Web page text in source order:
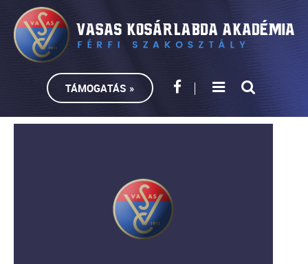
TÁMOGATÁS »